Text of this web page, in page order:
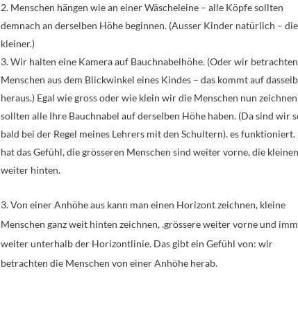
Menschen hängen wie an einer Wäscheleine – alle Köpfe sollten
demnach an derselben Höhe beginnen. (Ausser Kinder natürlich –
kleiner.)
Wir halten eine Kamera auf Bauchnabelhöhe. (Oder wir
Menschen aus dem Blickwinkel eines Kindes – das kommt auf
heraus.) Egal wie gross oder wie klein wir die Menschen nun
sollten alle Ihre Bauchnabel auf derselben Höhe haben. (Da sind wir
bald bei der Regel meines Lehrers mit den Schultern). es funktioniert.
hat das Gefühl, die grösseren Menschen sind weiter vorne, die kleinen
weiter hinten.
3. Von einer Anhöhe aus kann man einen Horizont zeichnen, kleine
Menschen ganz weit hinten zeichnen, .grössere weiter vorne und
weiter unterhalb der Horizontlinie. Das gibt ein Gefühl von: wir
betrachten die Menschen von einer Anhöhe herab.